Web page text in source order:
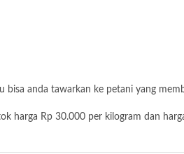
anda tawarkan ke petani yang
harga Rp 30.000 per kilogram dan